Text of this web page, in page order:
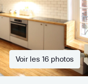
Voir les 16 photos